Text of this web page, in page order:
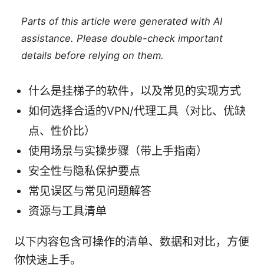
Parts of this article were generated with AI
assistance. Please double-check important
details before relying on them.
什么是挂梯子的软件，以及常见的实现方式
如何选择合适的VPN/代理工具（对比、优缺
点、性价比）
使用场景与实操步骤（带上手指南）
安全性与隐私保护要点
常见误区与常见问题解答
资源与工具清单
以下内容包含可操作的清单、数据和对比，方便
你快速上手。